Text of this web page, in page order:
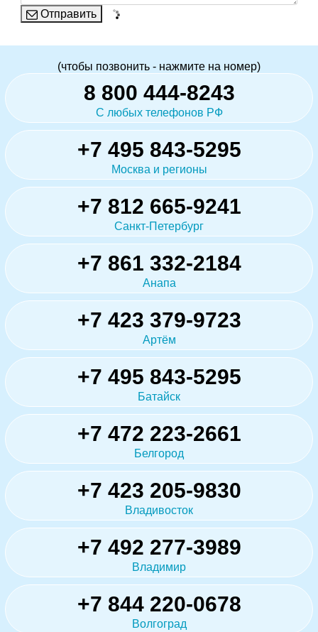
Отправить
(чтобы позвонить - нажмите на номер)
8 800 444-8243
С любых телефонов РФ
+7 495 843-5295
Москва и регионы
+7 812 665-9241
Санкт-Петербург
+7 861 332-2184
Анапа
+7 423 379-9723
Артём
+7 495 843-5295
Батайск
+7 472 223-2661
Белгород
+7 423 205-9830
Владивосток
+7 492 277-3989
Владимир
+7 844 220-0678
Волгоград